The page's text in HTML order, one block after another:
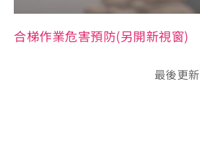
合梯作業危害預防(另開新視窗)
最後更